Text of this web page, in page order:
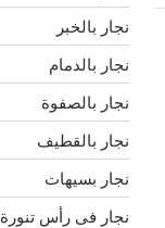
نجار بالخبر
نجار بالدمام
نجار بالصفوة
نجار بالقطيف
نجار بسيهات
نجار فى رأس تنورة